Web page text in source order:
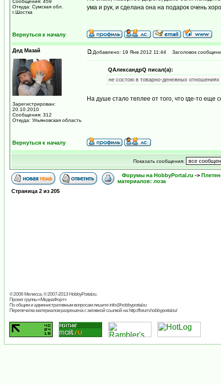
Сообщения: 459
Откуда: Сумская обл.
г.Шостка
ума и рук, и сделана она на подарок очень
Вернуться к началу
Дед Мазай
Зарегистрирован:
20.10.2010
Сообщения: 312
Откуда: Ульяновская область
Добавлено: 19 Янв 2012 11:44 Заголовок
QАлександрQ писал(а):
не состою в товарно-денежных отношениях
На душе стало теплее от того, что где-то
Вернуться к началу
Показать сообщения:
Форумы на HobbyPortal.ru ->
материалов: лоза
Страница 2 из 205
© 2006 Мелисса, © 2007-2013HobbyPortal.ru
Проект группы «МедиаФорт»
По общим и административным вопросам пишитеinfo@hobbyportal.ru
Перепечатка материалов разрешена с активной ссылкой на http://forum.hobbyportal.ru/